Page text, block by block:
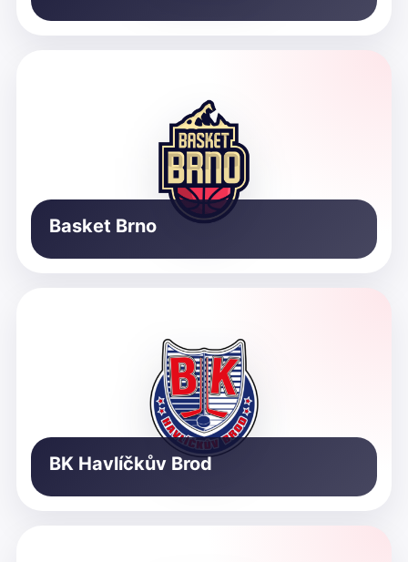
Basket Brno
BK Havlíčkův Brod